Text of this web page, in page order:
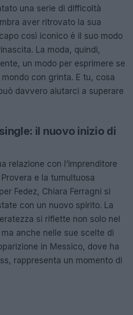
una serie di difficoltà
aver ritrovato la sua
così iconico è il suo modo
La moda, quindi,
un modo per esprimere se
con grinta. E tu, cosa
davvero aiutarci a superare
il nuovo inizio di
relazione con l’imprenditore
e la tumultuosa
Fedez, Chiara Ferragni si
con un nuovo spirito. La
si riflette non solo nel
anche nelle sue scelte di
in Messico, dove ha
rappresenta un momento di